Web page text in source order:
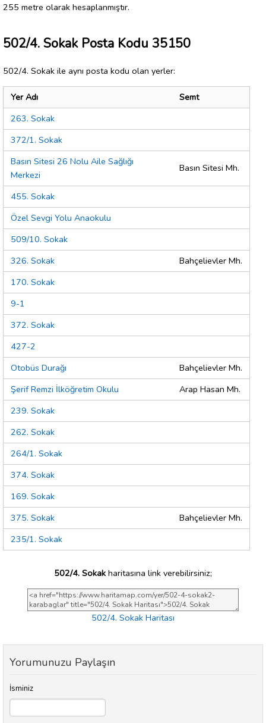
255 metre olarak hesaplanmıştır.
502/4. Sokak Posta Kodu 35150
502/4. Sokak ile aynı posta kodu olan yerler:
Yer Adı
Semt
263. Sokak
372/1. Sokak
Basın Sitesi 26 Nolu Aile Sağlığı
Merkezi
Basın Sitesi Mh.
455. Sokak
Özel Sevgi Yolu Anaokulu
509/10. Sokak
326. Sokak
Bahçelievler Mh.
170. Sokak
9-1
372. Sokak
427-2
Otobüs Durağı
Bahçelievler Mh.
Şerif Remzi İlköğretim Okulu
Arap Hasan Mh.
239. Sokak
262. Sokak
264/1. Sokak
374. Sokak
169. Sokak
375. Sokak
Bahçelievler Mh.
235/1. Sokak
502/4. Sokak haritasına link verebilirsiniz;
502/4. Sokak Haritası
Yorumunuzu Paylaşın
İsminiz